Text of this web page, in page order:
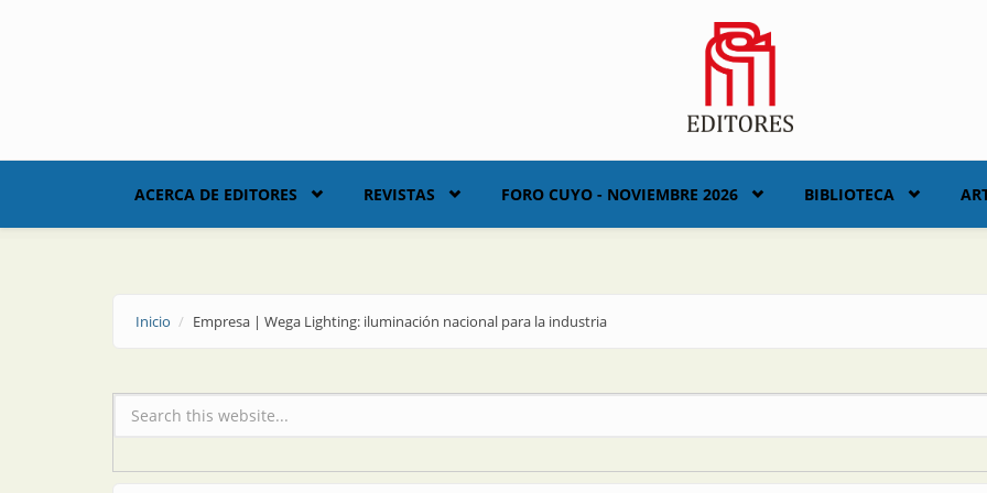
ACERCA DE EDITORES REVISTAS FORO CUYO - NOVIEMBRE 2026 BIBLIOTECA
Inicio Empresa | Wega Lighting: iluminación nacional para la industria
Formulario de búsqueda